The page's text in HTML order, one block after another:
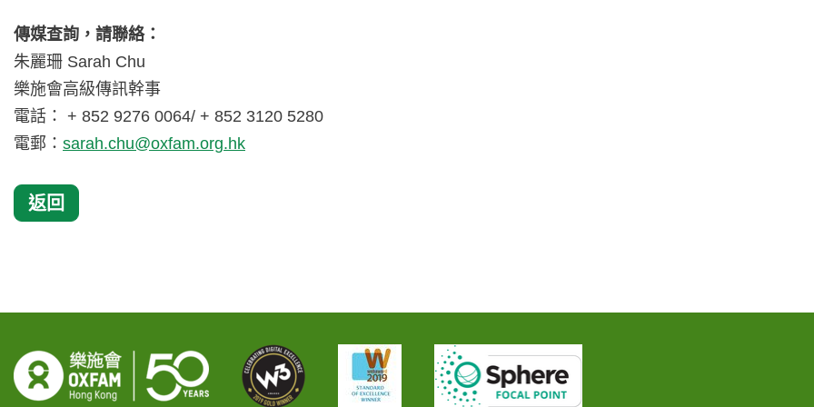
傳媒查詢，請聯絡：
朱麗珊 Sarah Chu
樂施會高級傳訊幹事
電話： + 852 9276 0064/ + 852 3120 5280
電郵： sarah.chu@oxfam.org.hk
返回